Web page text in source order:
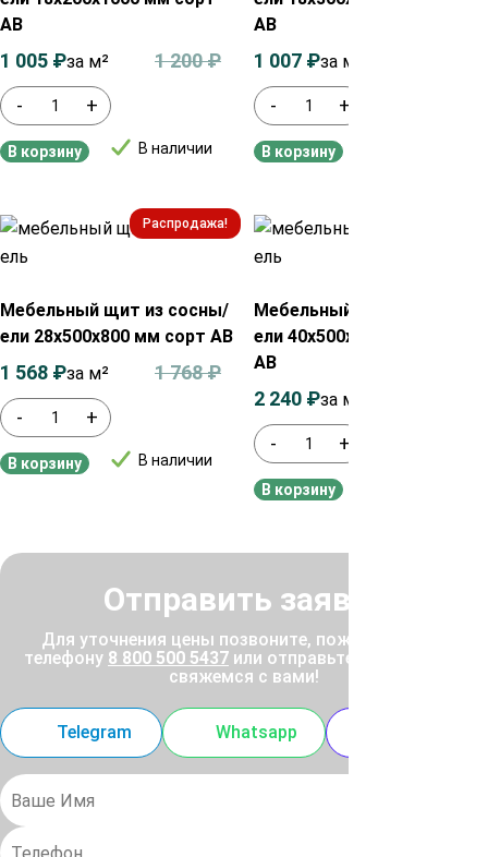
АВ
- +
В наличии
1 200₽
1 005 ₽за м²
В корзину
АВ
- +
1 007 ₽за м²
В корзину
Распродажа!
Мебельный щит из сосны/
ели 28х500х800 мм сорт АВ
- +
В наличии
1 768₽
1 568 ₽за м²
В корзину
Мебельный щит из сосны/
ели 40х500х1000 мм сорт
АВ
- +
2 240 ₽за м²
В корзину
Отправить заявку
Для уточнения цены позвоните, пожалуйста, по
телефону 8 800 500 5437 или отправьте заявку, и мы
свяжемся с вами!
Telegram Whatsapp